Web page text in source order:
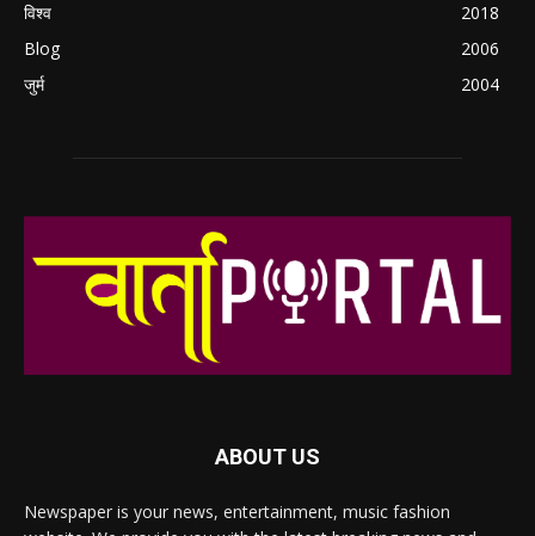
विश्व
2018
Blog
2006
जुर्म
2004
ABOUT US
Newspaper is your news, entertainment, music fashion